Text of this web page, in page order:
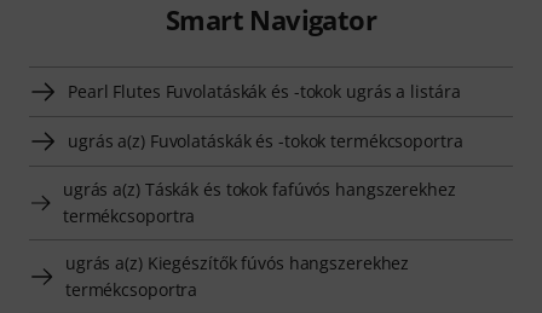
Smart Navigator
Pearl Flutes Fuvolatáskák és -tokok ugrás a listára
ugrás a(z) Fuvolatáskák és -tokok termékcsoportra
ugrás a(z) Táskák és tokok fafúvós hangszerekhez
termékcsoportra
ugrás a(z) Kiegészítők fúvós hangszerekhez
termékcsoportra